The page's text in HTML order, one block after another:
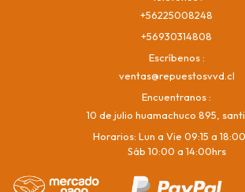
+56225008248
+56930314808
Escríbenos
ventas@repuestosvvd.cl
Encuentranos
10 de julio huamachuco 895,
Horarios: Lun a Vie 09:15 a
Sáb 10:00 a 14:00hrs